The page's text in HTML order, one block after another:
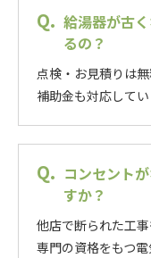
給湯器が古
るの？
点検・お見積りは
補助金も対応してい
コンセント
すか？
他店で断られた工事
専門の資格をもつ電